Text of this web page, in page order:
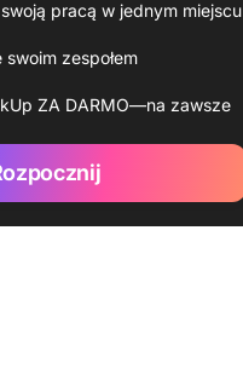
pracą w jednym miejscu
swoim zespołem
ZA DARMO—na zawsze